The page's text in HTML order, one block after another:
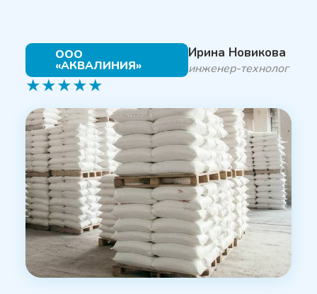
ООО
«АКВАЛИНИЯ»
Ирина Новикова
инженер-технолог
★★★★★